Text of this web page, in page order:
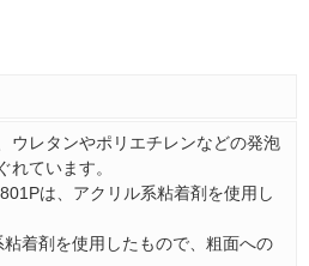
ウレタンやポリエチレンなどの発泡
れています。
は、アクリル系粘着剤を使用し
粘着剤を使用したもので、粗面への